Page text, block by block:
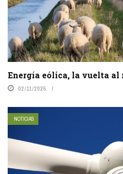
Energía eólica, la vuelta al
02/11/2025
NOTICIAS